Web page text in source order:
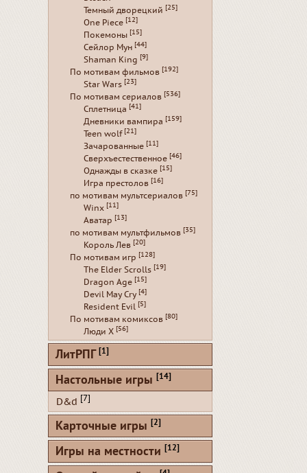
Темный дворецкий [25]
One Piece [12]
Покемоны [15]
Сейлор Мун [44]
Shaman King [9]
По мотивам фильмов [192]
Star Wars [23]
По мотивам сериалов [536]
Сплетница [41]
Дневники вампира [159]
Teen wolf [21]
Зачарованные [11]
Сверхъестественное [46]
Однажды в сказке [15]
Игра престолов [16]
по мотивам мультсериалов [75]
Winx [11]
Аватар [13]
по мотивам мультфильмов [35]
Король Лев [20]
По мотивам игр [128]
The Elder Scrolls [19]
Dragon Age [15]
Devil May Cry [4]
Resident Evil [5]
По мотивам комиксов [80]
Люди Х [56]
ЛитРПГ [1]
Настольные игры [14]
D&d [7]
Карточные игры [2]
Игры на местности [12]